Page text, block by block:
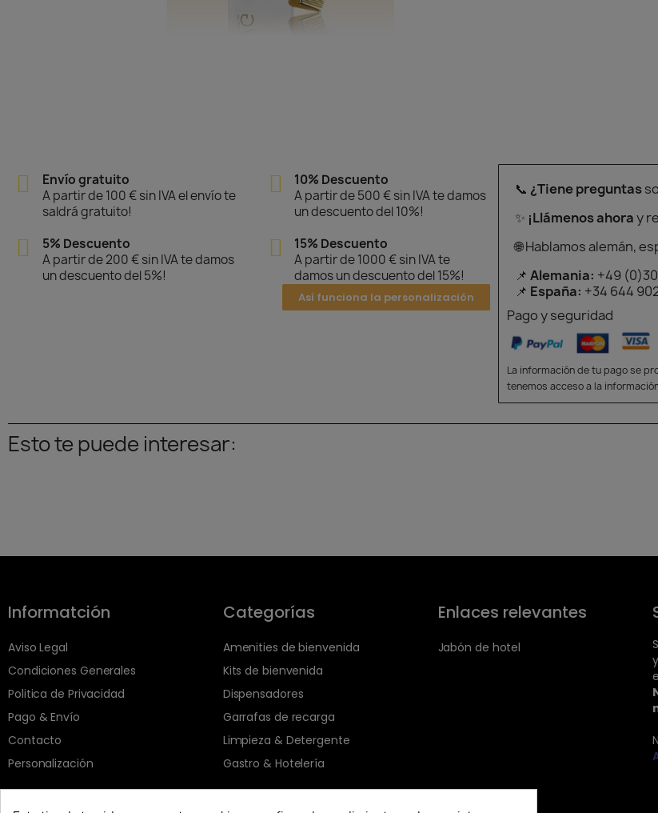
Envío gratuito
A partir de 100 € sin IVA el envío te
saldrá gratuito!
5% Descuento
A partir de 200 € sin IVA te damos
un descuento del 5%!
10% Descuento
A partir de 500 € sin IVA te damos
un descuento del 10%!
15% Descuento
A partir de 1000 € sin IVA te
damos un descuento del 15%!
Así funciona la personalización
📞 ¿Tiene preguntas
✨ ¡Llámenos ahoray
🌐 Hablamos alemán,
📌 Alemania: +49
📌 España: +34 644
Pago y seguridad
La información de tu pago se
tenemos acceso a la
Esto te puede interesar:
Informatción
Aviso Legal
Condiciones Generales
Politica de Privacidad
Pago & Envío
Contacto
Personalización
Categorías
Amenities de bienvenida
Kits de bienvenida
Dispensadores
Garrafas de recarga
Limpieza & Detergente
Gastro & Hotelería
Enlaces relevantes
Jabón de hotel